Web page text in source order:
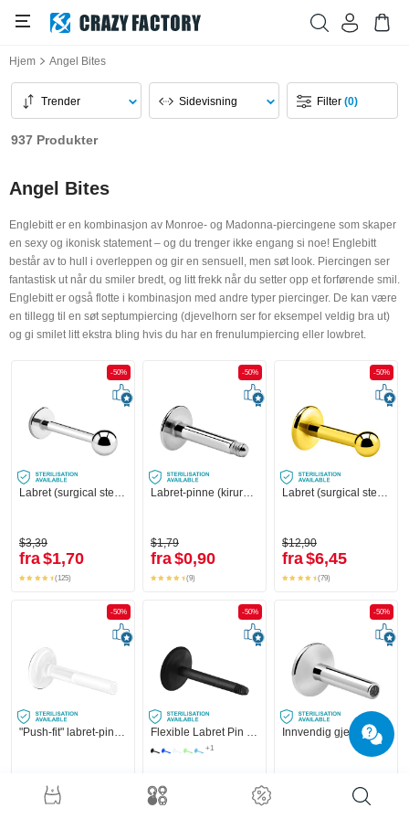
Hjem Angel Bites
Trender Sidevisning Filter(0)
937 Produkter
Angel Bites
Englebitt er en kombinasjon av Monroe- og Madonna-piercingene som skaper
en sexy og ikonisk statement – og du trenger ikke engang si noe! Englebitt
består av to hull i overleppen og gir en sensuell, men søt look. Piercingen ser
fantastisk ut når du smiler bredt, og litt frekk når du setter opp et forførende smil.
Englebitt er også flotte i kombinasjon med andre typer piercinger. De kan være
en tillegg til en søt septumpiercing (djevelhorn ser for eksempel veldig bra ut)
og gi smilet litt ekstra bling hvis du har en frenulumpiercing eller lowbret.
-50%
Labret (surgical steel, silver, shiny finish)
$3,39
fra$1,70
(125)
-50%
Labret-pinne (kirurgisk stål, sølv, skinnende finish)
$1,79
fra$0,90
(9)
-50%
Labret (surgical steel, gold, shiny finish) med Kule
$12,90
fra$6,45
(79)
-50%
$3,65
-50%
+1
fra
-50%
Innvendig gjenget labret-pinne (kirurgisk stål, sølv, skinnende finish)